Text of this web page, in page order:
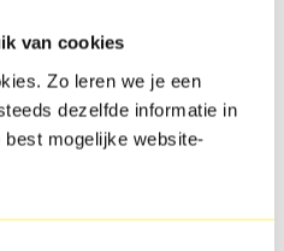
van cookies
Zo leren we je een
dezelfde informatie in
mogelijke website-
de toekomst